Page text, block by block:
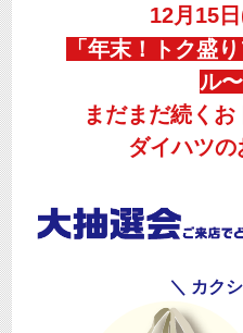
12月15
「年末！トク盛
ル
まだまだ続くお
ダイハツ
＼ カク